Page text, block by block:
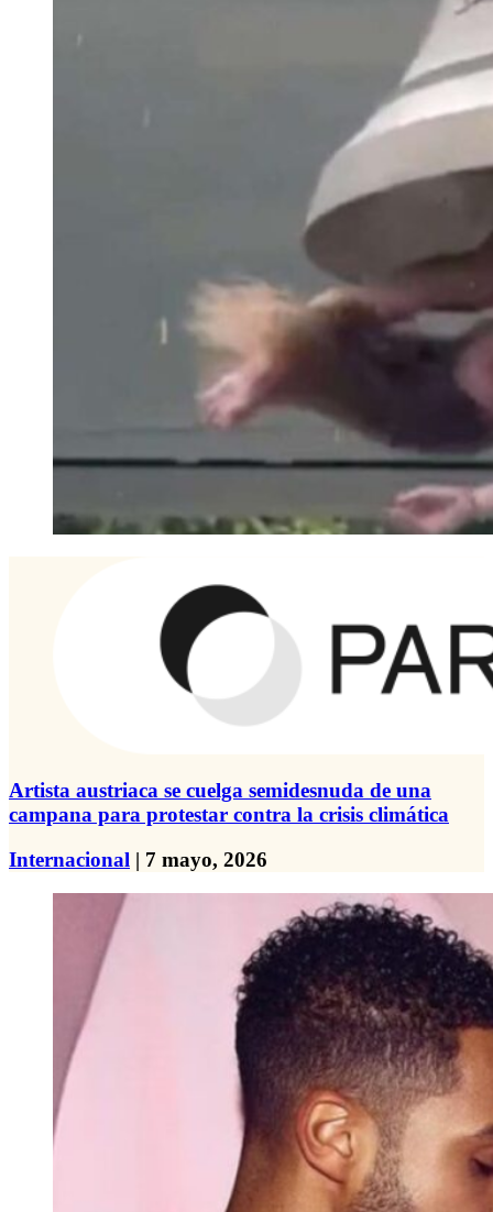
Artista austriaca se cuelga semidesnuda de una
campana para protestar contra la crisis climática
Internacional | 7 mayo, 2026